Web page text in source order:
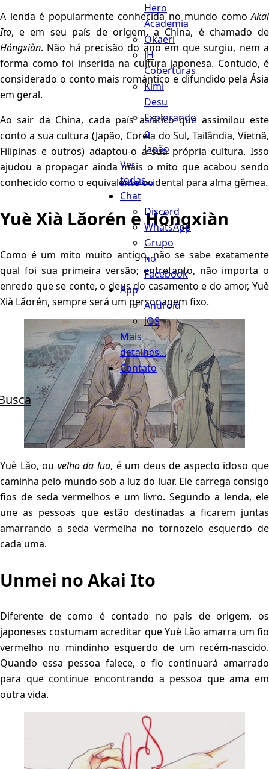
Hero
Academia
Okaeri
JH
Coberturas
Kimi
Desu
Explorando
o
Japão
Ver
todas...
Chat
Discord
WhatsApp
Grupo
no
Facebook
App
Android
iOS
Mais
detalhes...
Contato
A lenda é popularmente conhecida no mundo comoAkai
Ito, e em seu país de origem, a China, é chamado de
Hóngxiàn. Não há precisão do ano em que surgiu, nem a
forma como foi inserida na cultura japonesa. Contudo, é
considerado o conto mais romântico e difundido pela Ásia
em geral.
Ao sair da China, cada país asiático que assimilou este
conto a sua cultura (Japão, Coreia do Sul, Tailândia, Vietnã,
Filipinas e outros) adaptou-o a sua própria cultura. Isso
ajudou a propagar ainda mais o mito que acabou sendo
conhecido como o equivalente ocidental para alma gêmea.
Yuè Xià Lǎorén e Hóngxiàn
Como é um mito muito antigo, não se sabe exatamente
qual foi sua primeira versão; entretanto, não importa o
enredo que se conte, o deus do casamento e do amor, Yuè
Xià Lǎorén, sempre será um personagem fixo.
Yuè Lǎo, ou velho da lua, é um deus de aspecto idoso que
caminha pelo mundo sob a luz do luar. Ele carrega consigo
fios de seda vermelhos e um livro. Segundo a lenda, ele
une as pessoas que estão destinadas a ficarem juntas
amarrando a seda vermelha no tornozelo esquerdo de
cada uma.
Unmei no Akai Ito
Diferente de como é contado no país de origem, os
japoneses costumam acreditar que Yuè Lǎo amarra um fio
vermelho no mindinho esquerdo de um recém-nascido.
Quando essa pessoa falece, o fio continuará amarrado
para que continue encontrando a pessoa que ama em
outra vida.